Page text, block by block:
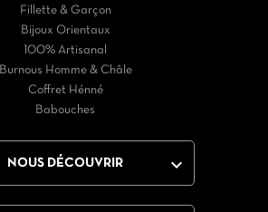
Fillette & Garçon
Bijoux Orientaux
100% Artisanal
Burnous Homme & Châle
Coffret Hénné
Babouches
NOUS DÉCOUVRIR 